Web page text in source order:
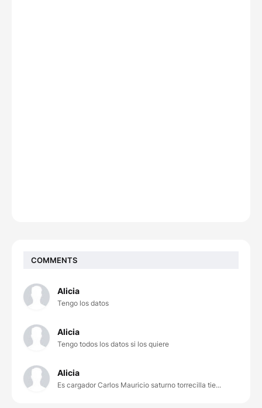
COMMENTS
Alicia
Tengo los datos
Alicia
Tengo todos los datos si los quiere
Alicia
Es cargador Carlos Mauricio saturno torrecilla tie...